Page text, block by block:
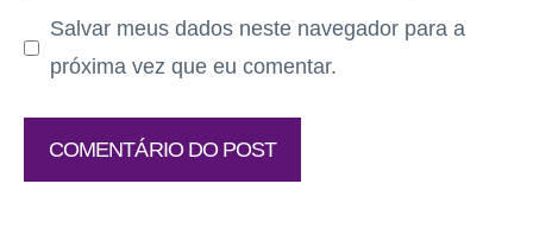
Salvar meus dados neste navegador para a
próxima vez que eu comentar.